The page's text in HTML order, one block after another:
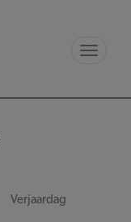
Toggle
Verjaardag